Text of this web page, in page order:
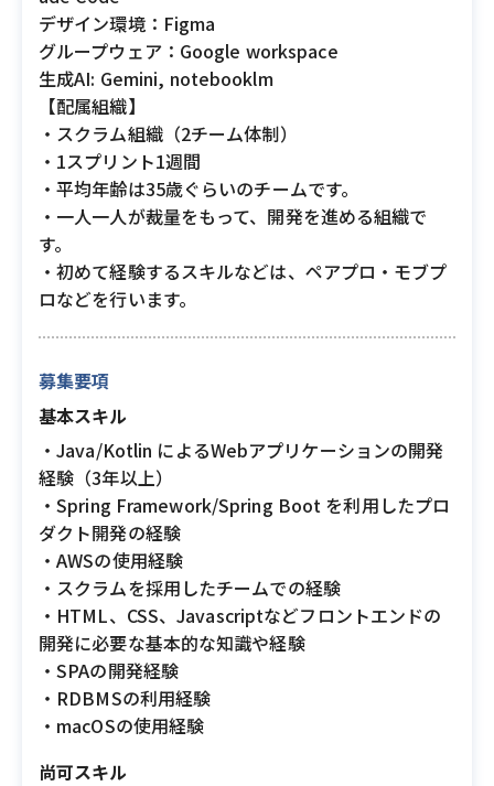
デザイン環境：Figma
グループウェア：Google workspace
生成AI: Gemini, notebooklm
【配属組織】
・スクラム組織（2チーム体制）
・1スプリント1週間
・平均年齢は35歳ぐらいのチームです。
・一人一人が裁量をもって、開発を進める組織で
す。
・初めて経験するスキルなどは、ペアプロ・モブプ
ロなどを行います。
募集要項
基本スキル
・Java/Kotlin によるWebアプリケーションの開発
経験（3年以上）
・Spring Framework/Spring Boot を利用したプロ
ダクト開発の経験
・AWSの使用経験
・スクラムを採用したチームでの経験
・HTML、CSS、Javascriptなどフロントエンドの
開発に必要な基本的な知識や経験
・SPAの開発経験
・RDBMSの利用経験
・macOSの使用経験
尚可スキル